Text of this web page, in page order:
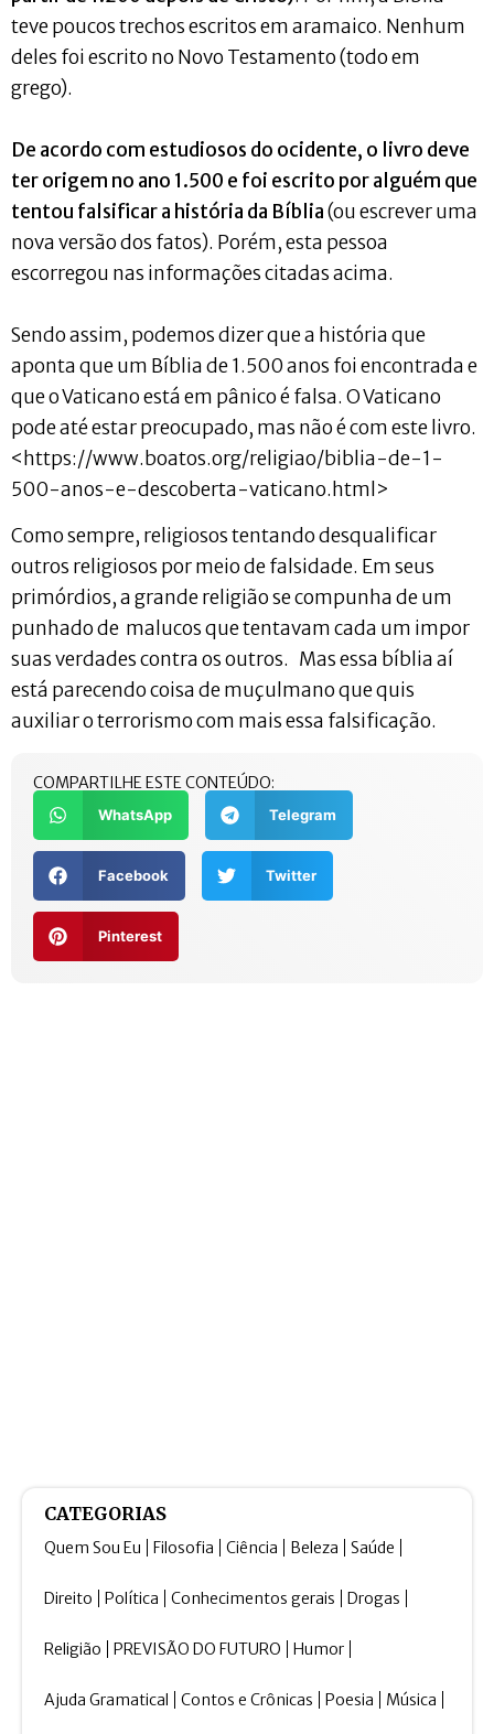
teve poucos trechos escritos em aramaico. Nenhum
deles foi escrito no Novo Testamento (todo em
grego).
De acordo com estudiosos do ocidente, o livro deve
ter origem no ano 1.500 e foi escrito por alguém que
tentou falsificar a história da Bíblia(ou escrever uma
nova versão dos fatos). Porém, esta pessoa
escorregou nas informações citadas acima.
Sendo assim, podemos dizer que a história que
aponta que um Bíblia de 1.500 anos foi encontrada e
que o Vaticano está em pânico é falsa. O Vaticano
pode até estar preocupado, mas não é com este livro.
<https://www.boatos.org/religiao/biblia-de-1-
500-anos-e-descoberta-vaticano.html>
Como sempre, religiosos tentando desqualificar
outros religiosos por meio de falsidade. Em seus
primórdios, a grande religião se compunha de um
punhado de malucos que tentavam cada um impor
suas verdades contra os outros. Mas essa bíblia aí
está parecendo coisa de muçulmano que quis
auxiliar o terrorismo com mais essa falsificação.
COMPARTILHE ESTE CONTEÚDO:
WhatsApp Telegram
Facebook Twitter
Pinterest
CATEGORIAS
Quem Sou Eu Filosofia Ciência Beleza Saúde
Direito Política Conhecimentos gerais Drogas
Religião PREVISÃO DO FUTURO Humor
Ajuda Gramatical Contos e Crônicas Poesia Música